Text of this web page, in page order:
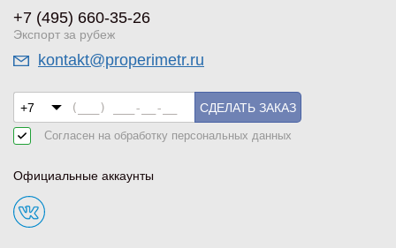
+7 (495) 660-35-26
Экспорт за рубеж
kontakt@properimetr.ru
СДЕЛАТЬ ЗАКАЗ
Согласен на обработку персональных данных
Официальные аккаунты